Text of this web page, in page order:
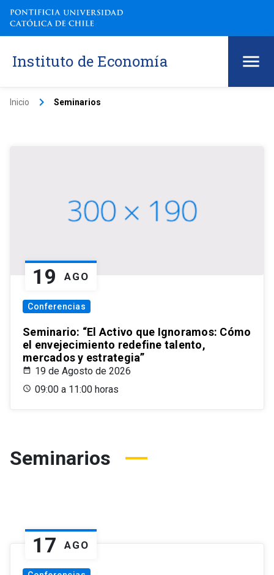
Instituto de Economía
Inicio keyboard_arrow_right Seminarios
19 AGO
Conferencias
Seminario: “El Activo que Ignoramos: Cómo
el envejecimiento redefine talento,
mercados y estrategia”
19 de Agosto de 2026
09:00 a 11:00 horas
Seminarios
17 AGO